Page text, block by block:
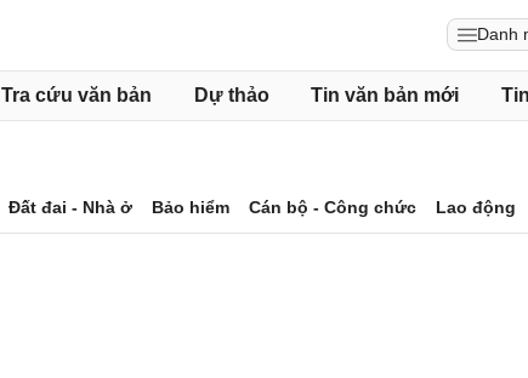
Danh
Tra cứu văn bản Dự thảo Tin văn bản mới
Đất đai - Nhà ở Bảo hiểm Cán bộ - Công chức Lao động